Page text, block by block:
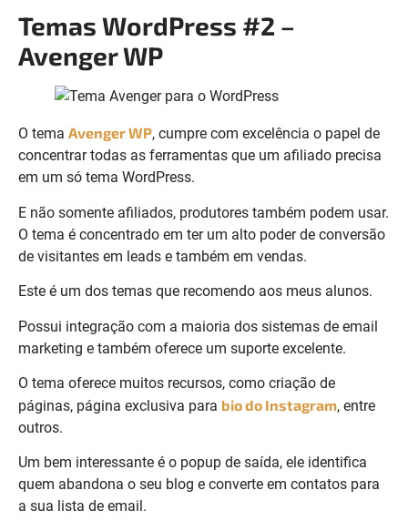
Temas WordPress #2 –
Avenger WP
O tema Avenger WP, cumpre com excelência o papel de
concentrar todas as ferramentas que um afiliado precisa
em um só tema WordPress.
E não somente afiliados, produtores também podem usar.
O tema é concentrado em ter um alto poder de conversão
de visitantes em leads e também em vendas.
Este é um dos temas que recomendo aos meus alunos.
Possui integração com a maioria dos sistemas de email
marketing e também oferece um suporte excelente.
O tema oferece muitos recursos, como criação de
páginas, página exclusiva para bio do Instagram, entre
outros.
Um bem interessante é o popup de saída, ele identifica
quem abandona o seu blog e converte em contatos para
a sua lista de email.